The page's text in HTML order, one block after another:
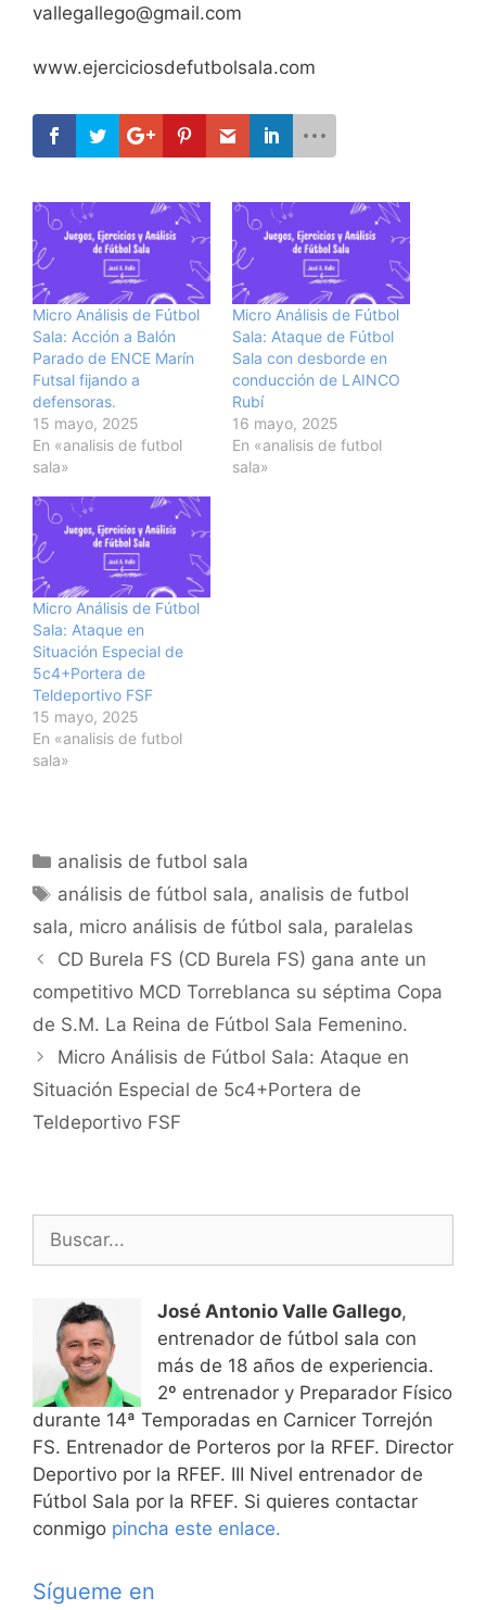
vallegallego@gmail.com
www.ejerciciosdefutbolsala.com
Micro Análisis de Fútbol
Sala: Acción a Balón
Parado de ENCE Marín
Futsal fijando a
defensoras.
15 mayo, 2025
En «analisis de futbol
sala»
Micro Análisis de Fútbol
Sala: Ataque de Fútbol
Sala con desborde en
conducción de LAINCO
Rubí
16 mayo, 2025
En «analisis de futbol
sala»
Micro Análisis de Fútbol
Sala: Ataque en
Situación Especial de
5c4+Portera de
Teldeportivo FSF
15 mayo, 2025
En «analisis de futbol
sala»
Categorías
analisis de futbol sala
Etiquetas
análisis de fútbol sala, analisis de futbol
sala, micro análisis de fútbol sala, paralelas
Navegación
de
entradas
CD Burela FS (CD Burela FS) gana ante un
competitivo MCD Torreblanca su séptima Copa
de S.M. La Reina de Fútbol Sala Femenino.
Micro Análisis de Fútbol Sala: Ataque en
Situación Especial de 5c4+Portera de
Teldeportivo FSF
Buscar:
José Antonio Valle Gallego,
entrenador de fútbol sala con
más de 18 años de experiencia.
2º entrenador y Preparador Físico
durante 14ª Temporadas en Carnicer Torrejón
FS. Entrenador de Porteros por la RFEF. Director
Deportivo por la RFEF. III Nivel entrenador de
Fútbol Sala por la RFEF. Si quieres contactar
conmigo pincha este enlace.
Sígueme en